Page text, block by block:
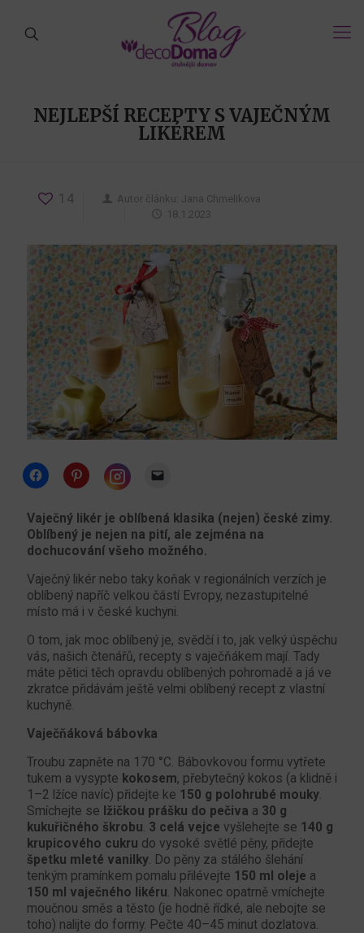
NEJLEPŠÍ RECEPTY S VAJEČNÝM
LIKÉREM
14 Autor článku: Jana Chmelikova
18.1.2023
Click
to
Facebook
(Opens
in
new
window)
Click
to
Pinterest
(Opens
in
new
window)
share
on
Instagram
(Opens
in
window)
link
to
a
friend
(Opens
new
window)
Vaječný likér je oblíbená klasika (nejen) české zimy.
Oblíbený je nejen na pití, ale zejména na
dochucování všeho možného.
Vaječný likér nebo taky koňak v regionálních verzích je
oblíbený napříč velkou částí Evropy, nezastupitelné
místo má i v české kuchyni.
O tom, jak moc oblíbený je, svědčí i to, jak velký úspěchu
vás, našich čtenářů, recepty s vaječňákem mají. Tady
máte pětici těch opravdu oblíbených pohromadě a já ve
zkratce přidávám ještě velmi oblíbený recept z vlastní
kuchyně.
Vaječňáková bábovka
Troubu zapněte na 170 °C. Bábovkovou formu vytřete
tukem a vysypte kokosem, přebytečný kokos (a klidně i
1–2 lžíce navíc) přidejte ke 150 g polohrubé mouky.
Smíchejte se lžičkou prášku do pečiva a 30 g
kukuřičného škrobu. 3 celá vejce vyšlehejte se 140 g
krupicového cukru do vysoké světlé pěny, přidejte
špetku mleté vanilky. Do pěny za stálého šlehání
tenkým pramínkem pomalu přilévejte 150 ml oleje a
150 ml vaječného likéru. Nakonec opatrně vmíchejte
moučnou směs a těsto (je hodně řídké, ale nebojte se
toho) nalijte do formy. Pečte 40–45 minut dozlatova.